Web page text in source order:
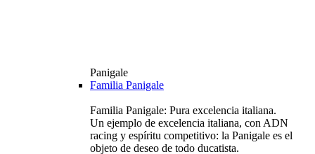
Panigale
Familia Panigale
Familia Panigale: Pura excelencia italiana.
Un ejemplo de excelencia italiana, con ADN
racing y espíritu competitivo: la Panigale es el
objeto de deseo de todo ducatista.